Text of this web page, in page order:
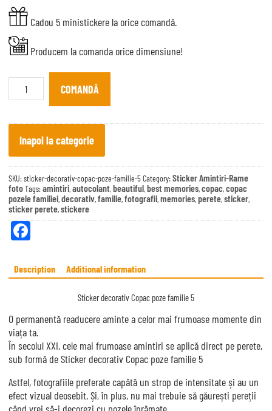
Cadou 5 ministickere la orice comandă.
Producem la comanda orice dimensiune!
Sticker
decorativ
5
quantity
COMANDĂ
Inapoi la categorie
SKU:sticker-decorativ-copac-poze-familie-5Category:Sticker Amintiri-Rame
fotoTags:amintiri,autocolant,beautiful,best memories,copac,copac
pozele familiei,decorativ,familie,fotografii,memories,perete,sticker,
sticker perete,stickere
Fa
bo
Description Additional information
Sticker decorativ Copac poze familie 5
O permanentă readucere aminte a celor mai frumoase momente din
viața ta.
În secolul XXI, cele mai frumoase amintiri se aplică direct pe perete,
sub formă de Sticker decorativ Copac poze familie 5
Astfel, fotografiile preferate capătă un strop de intensitate și au un
efect vizual deosebit. Și, în plus, nu mai trebuie să găurești pereții